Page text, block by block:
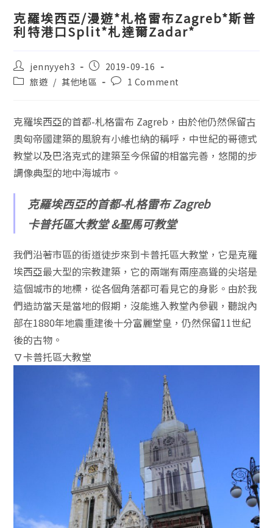
克羅埃西亞/漫遊*札格雷布Zagreb*斯普
利特港口Split*札達爾Zadar*
jennyyeh3
2019-09-16
旅遊 / 其他地區 1 Comment
克羅埃西亞的首都-札格雷布 Zagreb，由於他仍然保留古
奧匈帝國建築的風貌有小維也納的稱呼，中世紀的哥德式
教堂以及巴洛克式的建築至今保留的相當完善，悠閒的步
調像典型的地中海城市。
克羅埃西亞的首都-札格雷布 Zagreb
卡普托區大教堂 &聖馬可教堂
我們沿著市區的街道徒步來到卡普托區大教堂，它是克羅
埃西亞最大型的宗教建築，它的兩端有兩座高聳的尖塔是
這個城市的地標，從各個角落都可看見它的身影。由於我
們造訪當天是當地的假期，沒能進入教堂內參觀，聽說內
部在1880年地震重建後十分富麗堂皇，仍然保留11世紀
後的古物。
∇卡普托區大教堂